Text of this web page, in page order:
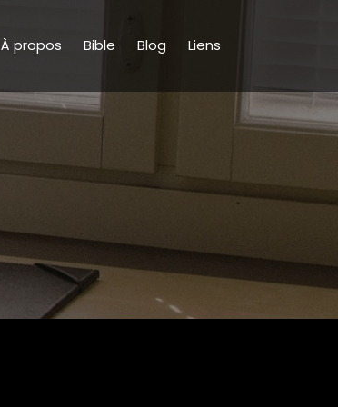
À propos Bible Blog Liens